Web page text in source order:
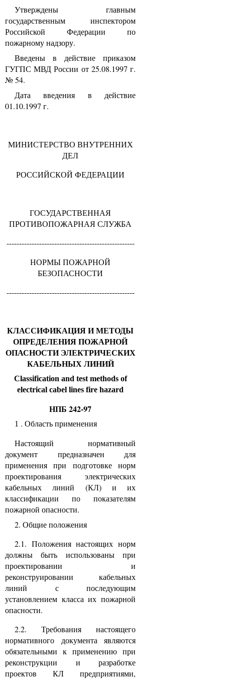
Утверждены главным
государственным инспектором
Российской Федерации по
пожарному надзору.
Введены в действие приказом
ГУГПС МВД России от 25.08.1997 г.
№ 54.
Дата введения в действие
01.10.1997 г.
МИНИСТЕРСТВО ВНУТРЕННИХ
ДЕЛ
РОССИЙСКОЙ ФЕДЕРАЦИИ
ГОСУДАРСТВЕННАЯ
ПРОТИВОПОЖАРНАЯ СЛУЖБА
---------------------------------------------------
НОРМЫ ПОЖАРНОЙ
БЕЗОПАСНОСТИ
---------------------------------------------------
КЛАССИФИКАЦИЯ И МЕТОДЫ
ОПРЕДЕЛЕНИЯ ПОЖАРНОЙ
ОПАСНОСТИ ЭЛЕКТРИЧЕСКИХ
КАБЕЛЬНЫХ ЛИНИЙ
Classification and test methods of
electrical cabel lines fire hazard
НПБ 242-97
1 . Область применения
Настоящий нормативный
документ предназначен для
применения при подготовке норм
проектирования электрических
кабельных линий (КЛ) и их
классификации по показателям
пожарной опасности.
2. Общие положения
2.1. Положения настоящих норм
должны быть использованы при
проектировании и
реконструировании кабельных
линий с последующим
установлением класса их пожарной
опасности.
2.2. Требования настоящего
нормативного документа являются
обязательными к применению при
реконструкции и разработке
проектов КЛ предприятиями,